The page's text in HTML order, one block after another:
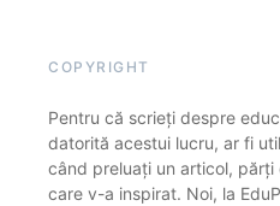
COPYRIGHT
Pentru că scrieți despre
datorită acestui lucru, ar fi
când preluați un articol,
care v-a inspirat. Noi, la